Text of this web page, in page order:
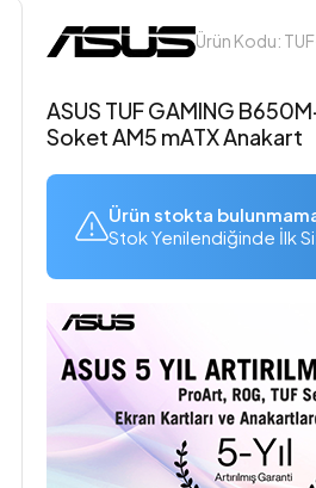
Ürün Kodu:
ASUS TUF GAMING
Soket AM5 mATX Anakart
Ürün stokta
Stok Yenilendiğinde İlk